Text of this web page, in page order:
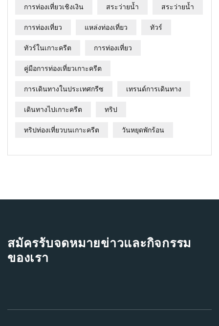
การท่องเที่ยวเชิงเงิน สระว่ายน้ำ สระว่ายน้ำ
การท่องเที่ยว แหล่งท่องเที่ยว ทัวร์
ทัวร์ในเกาะครีต การท่องเที่ยว
คู่มือการท่องเที่ยวเกาะครีต
การเดินทางในประเทศกรีซ เทรนด์การเดินทาง
เดินทางไปเกาะครีต ทริป
ทริปท่องเที่ยวบนเกาะครีต วันหยุดพักร้อน
สมัครรับจดหมายข่าวและกิจกรรม
ของเรา